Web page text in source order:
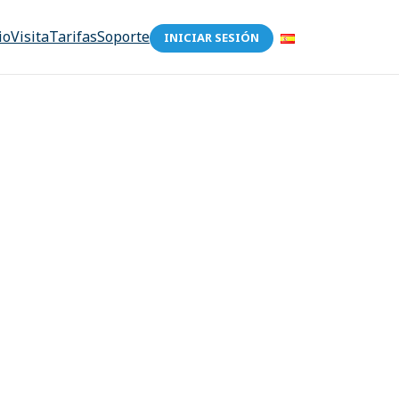
VisitaTarifasSoporte INICIAR SESIÓN